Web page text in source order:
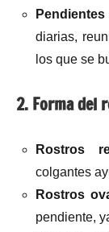
diarias,
los que se
2. Forma del
Rostros
colgantes
Rostros
pendiente,